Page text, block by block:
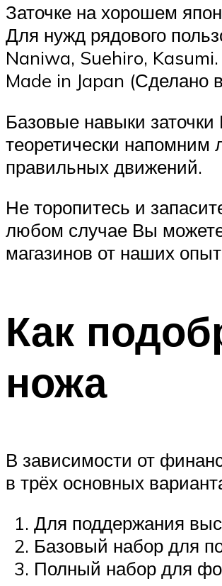
Заточке на хорошем
Для нужд рядового
Naniwa, Suehiro,
Made in Japan (Сделано
Базовые навыки
теоретически напомним
правильных движений.
Не торопитесь и
любом случае Вы
магазинов от наших
Как
ножа
В зависимости от
в трёх основных
Для поддержания
Базовый набор для
Полный набор для